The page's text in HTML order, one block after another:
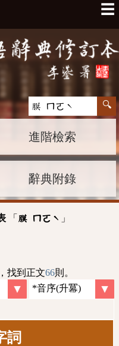
☰
進階檢索
辭典附錄
「 膜 ㄇㄛˋ 」
找到正文66則。
詞